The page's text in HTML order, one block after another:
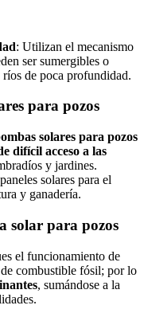
: Utilizan el mecanismo
ser sumergibles o
ríos de poca profundidad.
para pozos
solares para pozos
difícil acceso a las
y jardines.
solares para el
y ganadería.
solar para pozos
el funcionamiento de
combustible fósil; por lo
, sumándose a la